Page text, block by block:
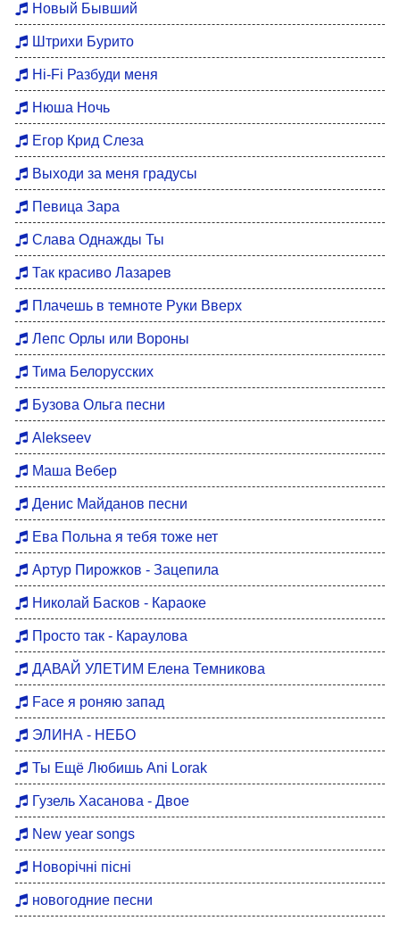
Новый Бывший
Штрихи Бурито
Hi-Fi Разбуди меня
Нюша Ночь
Егор Крид Слеза
Выходи за меня градусы
Певица Зара
Слава Однажды Ты
Так красиво Лазарев
Плачешь в темноте Руки Вверх
Лепс Орлы или Вороны
Тима Белорусских
Бузова Ольга песни
Alekseev
Маша Вебер
Денис Майданов песни
Ева Польна я тебя тоже нет
Артур Пирожков - Зацепила
Николай Басков - Караоке
Просто так - Караулова
ДАВАЙ УЛЕТИМ Елена Темникова
Face я роняю запад
ЭЛИНА - НЕБО
Ты Ещё Любишь Ani Lorak
Гузель Хасанова - Двое
New year songs
Новорічні пісні
новогодние песни